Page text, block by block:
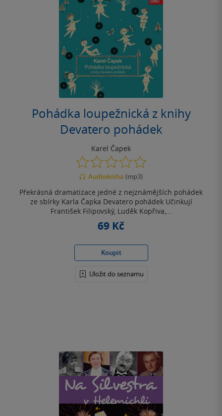
Pohádka loupežnická z knihy
Devatero pohádek
Karel Čapek
0.0
z
5
Audiokniha (mp3)
Překrásná dramatizace jedné z nejznámějších pohádek
ze sbírky Karla Čapka Devatero pohádek Učinkují
František Filipovský, Luděk Kopřiva,...
69 Kč
Koupit
Uložit do seznamu